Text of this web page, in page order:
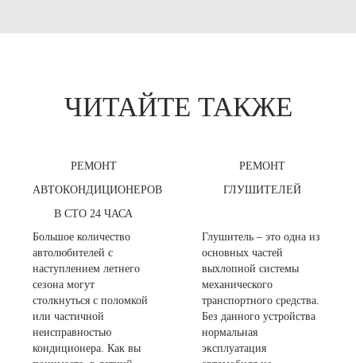
ЧИТАЙТЕ ТАКЖЕ
РЕМОНТ
АВТОКОНДИЦИОНЕРОВ
В СТО 24 ЧАСА
Большое количество
автолюбителей с
наступлением летнего
сезона могут
столкнуться с поломкой
или частичной
неисправностью
кондиционера. Как вы
РЕМОНТ
ГЛУШИТЕЛЕЙ
Глушитель – это одна из
основных частей
выхлопной системы
механического
транспортного средства.
Без данного устройства
нормальная
эксплуатация